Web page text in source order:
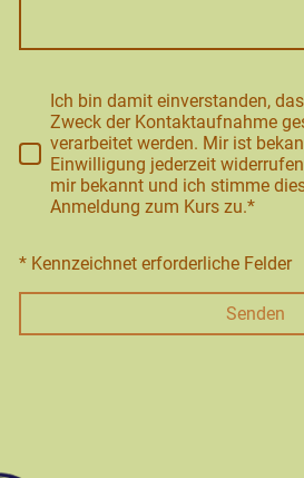
Ich bin damit einverstanden,
Zweck der Kontaktaufnahme
verarbeitet werden. Mir ist
Einwilligung jederzeit
mir bekannt und ich stimme
Anmeldung zum Kurs zu.*
* Kennzeichnet erforderliche Felder
Senden